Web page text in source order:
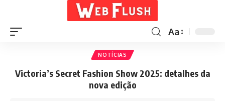
Aa
NOTÍCIAS
Victoria’s Secret Fashion Show 2025: detalhes da
nova edição